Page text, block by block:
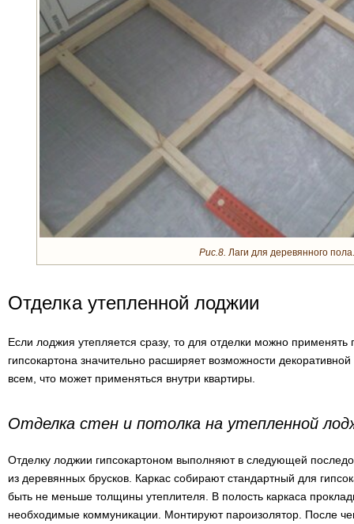
Рис.8. Лаги для деревянного пола.
Отделка утепленной лоджии
Если лоджия утепляется сразу, то для отделки можно
гипсокартона значительно расширяет возможности
всем, что может применяться внутри квартиры.
Отделка стен и потолка на утепленной
Отделку лоджии гипсокартоном выполняют в следующей
из деревянных брусков. Каркас собирают стандартный для
быть не меньше толщины утеплителя. В полость каркаса
необходимые коммуникации. Монтируют пароизолятор. После